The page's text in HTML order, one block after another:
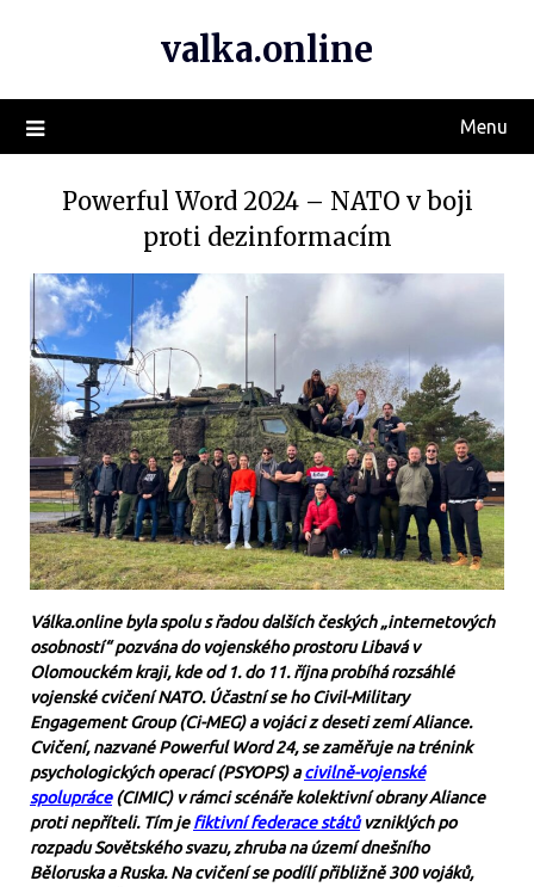
valka.online
Menu
Powerful Word 2024 – NATO v boji
proti dezinformacím
Válka.online byla spolu s řadou dalších českých „internetových
osobností“ pozvána do vojenského prostoru Libavá v
Olomouckém kraji, kde od 1. do 11. října probíhá rozsáhlé
vojenské cvičení NATO. Účastní se ho Civil-Military
Engagement Group (Ci-MEG) a vojáci z deseti zemí Aliance.
Cvičení, nazvané Powerful Word 24, se zaměřuje na trénink
psychologických operací (PSYOPS) acivilně-vojenské
spolupráce(CIMIC) v rámci scénáře kolektivní obrany Aliance
proti nepříteli. Tím jefiktivní federace státůvzniklých po
rozpadu Sovětského svazu, zhruba na území dnešního
Běloruska a Ruska. Na cvičení se podílí přibližně 300 vojáků,